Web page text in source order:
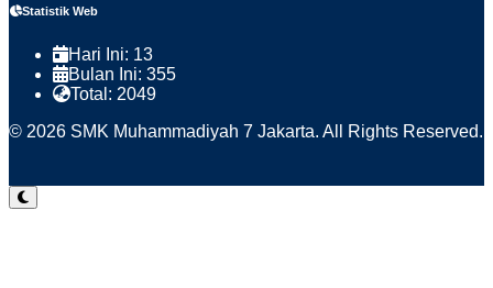
Statistik Web
Hari Ini: 13
Bulan Ini: 355
Total: 2049
© 2026 SMK Muhammadiyah 7 Jakarta. All Rights Reserved.